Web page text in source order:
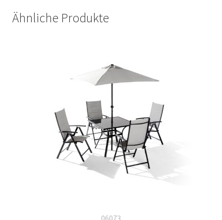
Ähnliche Produkte
06073